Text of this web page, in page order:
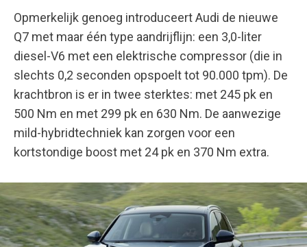
Opmerkelijk genoeg introduceert Audi de nieuwe
Q7 met maar één type aandrijflijn: een 3,0-liter
diesel-V6 met een elektrische compressor (die in
slechts 0,2 seconden opspoelt tot 90.000 tpm). De
krachtbron is er in twee sterktes: met 245 pk en
500 Nm en met 299 pk en 630 Nm. De aanwezige
mild-hybridtechniek kan zorgen voor een
kortstondige boost met 24 pk en 370 Nm extra.